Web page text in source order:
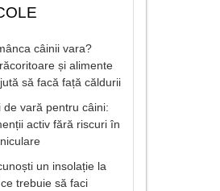
câinii vara?
și alimente
să facă față căldurii
de vară pentru câini:
activ fără riscuri în
un insolație la
trebuie să faci